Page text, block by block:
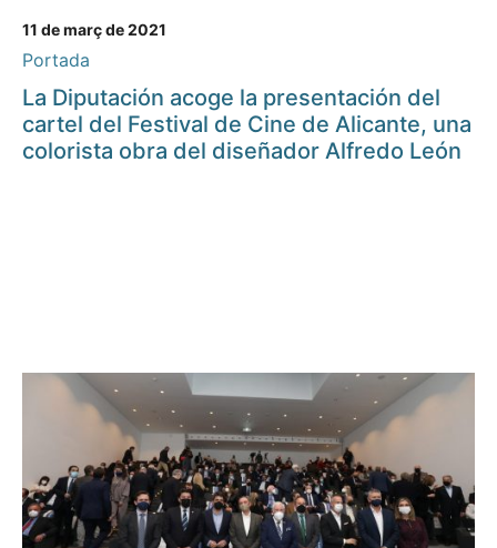
11 de març de 2021
Portada
La Diputación acoge la presentación del
cartel del Festival de Cine de Alicante, una
colorista obra del diseñador Alfredo León